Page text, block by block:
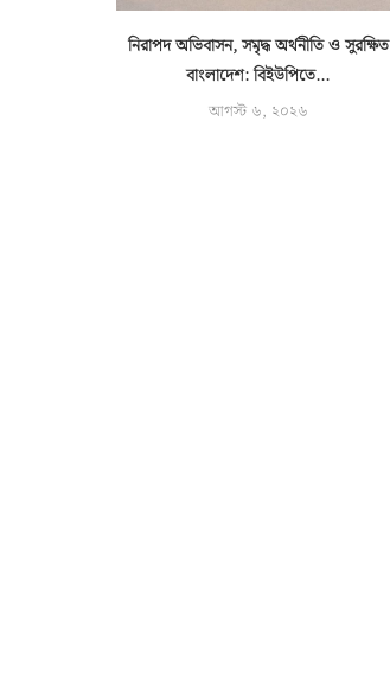
নিরাপদ অভিবাসন, সমৃদ্ধ অর্থনীতি ও সুরক্ষিত
বাংলাদেশ: বিইউপিতে...
আগস্ট ৬, ২০২৬